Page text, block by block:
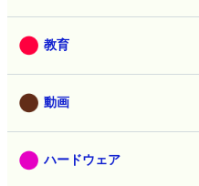
教育
動画
ハードウェア